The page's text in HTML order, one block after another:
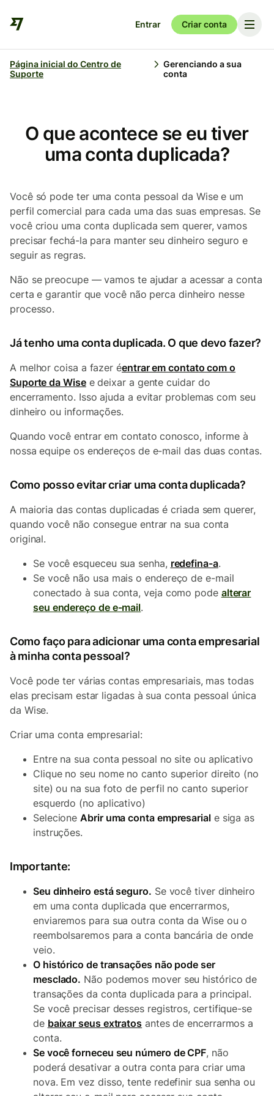
Entrar Criar conta
Página inicial do Centro de
Suporte
Gerenciando a sua
conta
O que acontece se eu tiver
uma conta duplicada?
Você só pode ter uma conta pessoal da Wise e um
perfil comercial para cada uma das suas empresas. Se
você criou uma conta duplicada sem querer, vamos
precisar fechá-la para manter seu dinheiro seguro e
seguir as regras.
Não se preocupe — vamos te ajudar a acessar a conta
certa e garantir que você não perca dinheiro nesse
processo.
Já tenho uma conta duplicada. O que devo fazer?
A melhor coisa a fazer éentrar em contato com o
Suporte da Wisee deixar a gente cuidar do
encerramento. Isso ajuda a evitar problemas com seu
dinheiro ou informações.
Quando você entrar em contato conosco, informe à
nossa equipe os endereços de e-mail das duas contas.
Como posso evitar criar uma conta duplicada?
A maioria das contas duplicadas é criada sem querer,
quando você não consegue entrar na sua conta
original.
Se você esqueceu sua senha, redefina-a.
Se você não usa mais o endereço de e-mail
conectado à sua conta, veja como pode alterar
seu endereço de e-mail.
Como faço para adicionar uma conta empresarial
à minha conta pessoal?
Você pode ter várias contas empresariais, mas todas
elas precisam estar ligadas à sua conta pessoal única
da Wise.
Criar uma conta empresarial:
Entre na sua conta pessoal no site ou aplicativo
Clique no seu nome no canto superior direito (no
site) ou na sua foto de perfil no canto superior
esquerdo (no aplicativo)
SelecioneAbrir uma conta empresariale siga as
instruções.
Importante:
Seu dinheiro está seguro. Se você tiver dinheiro
em uma conta duplicada que encerrarmos,
enviaremos para sua outra conta da Wise ou o
reembolsaremos para a conta bancária de onde
veio.
O histórico de transações não pode ser
mesclado. Não podemos mover seu histórico de
transações da conta duplicada para a principal.
Se você precisar desses registros, certifique-se
de baixar seus extratos antes de encerrarmos a
conta.
Se você forneceu seu número de CPF, não
poderá desativar a outra conta para criar uma
nova. Em vez disso, tente redefinir sua senha ou